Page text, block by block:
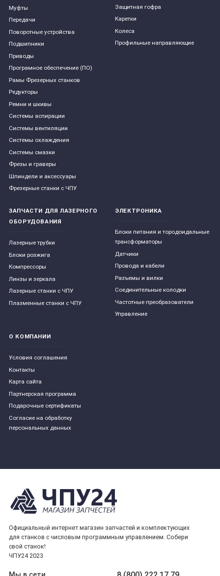
Муфты
Передачи
Поворотные устройства
Подшипники
Приводы
Програмное обеспечение (ПО)
Рамы Фрезерных станков
Редукторы
Ремни и шкивы
Системы аспирации
Системы вентиляции
Системы охлаждения
Системы смазки
Фрезы и граверы
Шпиндели и аксессуары
Фрезерные станки с ЧПУ
Защитная гофра
Каретки
Колеса
Профильные направляющие
ЗАПЧАСТИ ДЛЯ ЛАЗЕРНОГО
ОБОРУДОВАНИЯ
Лазерные трубки
Блоки розжига
Компрессоры
Линзы и зеркала
Лазерные станки с ЧПУ
Плазменные станки с ЧПУ
ЭЛЕКТРОНИКА
Блоки питания и тородоидальные
трансформаторы
Датчики
Провода и кабели
Разъемы и вилки
Соединительные колодки
Частотные преобразователи
Управление
О КОМПАНИИ
Условия соглашения
Контакты
Карта сайта
Партнерская программа
Подарочные сертификаты
Согласие на обработку
персональных данных
Официальный интернет магазин запчастей и комплектующих
для станков с числовым программным управлением. Собери
свой станок!
ЧПУ24 2023